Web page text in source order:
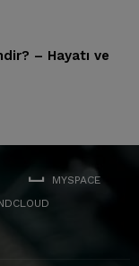
– Hayatı ve
MYSPACE